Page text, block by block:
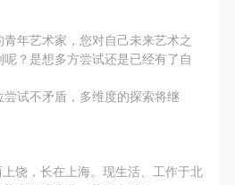
年艺术家，您对自己未来艺术之
？是想多方尝试还是已经有了自
试不矛盾，多维度的探索将继
饶，长在上海。现生活、工作于北
费用由乙方承担。
像的作品无需支付甲方任何
费用由乙方承担。
像的作品无需支付甲方任何
费用由乙方承担。
像的作品无需支付甲方任何